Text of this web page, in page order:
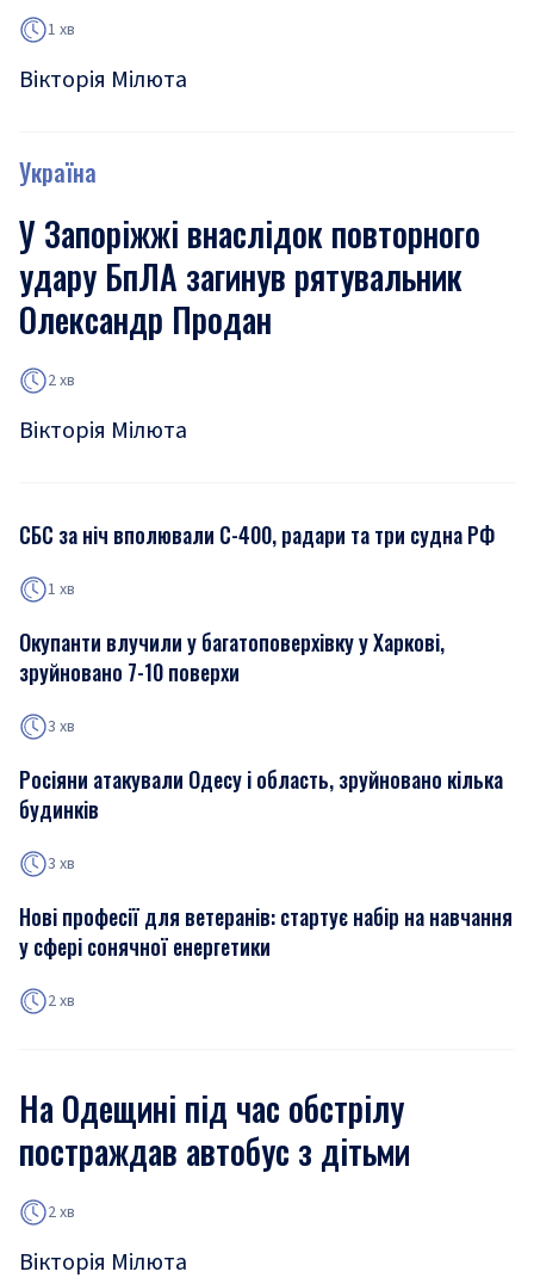
1 хв
Вікторія Мілюта
Україна
У Запоріжжі внаслідок повторного
удару БпЛА загинув рятувальник
Олександр Продан
2 хв
Вікторія Мілюта
СБС за ніч вполювали С-400, радари та три судна РФ
1 хв
Окупанти влучили у багатоповерхівку у Харкові,
зруйновано 7-10 поверхи
3 хв
Росіяни атакували Одесу і область, зруйновано кілька
будинків
3 хв
Нові професії для ветеранів: стартує набір на навчання
у сфері сонячної енергетики
2 хв
На Одещині під час обстрілу
постраждав автобус з дітьми
2 хв
Вікторія Мілюта